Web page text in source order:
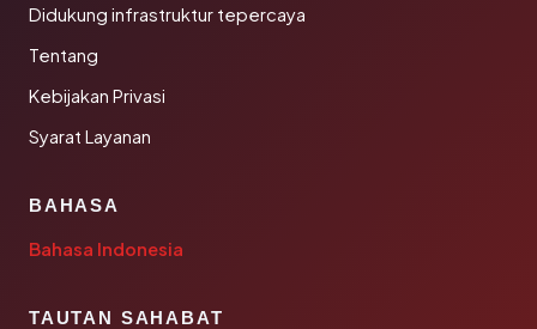
Didukung infrastruktur tepercaya
Tentang
Kebijakan Privasi
Syarat Layanan
BAHASA
Bahasa Indonesia
TAUTAN SAHABAT